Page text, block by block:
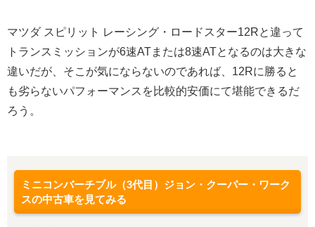
マツダ スピリット レーシング・ロードスター12Rと違って
トランスミッションが6速ATまたは8速ATとなるのは大きな
違いだが、そこが気にならないのであれば、12Rに勝ると
も劣らないパフォーマンスを比較的安価にて堪能できるだ
ろう。
ミニコンバーチブル（3代目）ジョン・クーパー・ワーク
スの中古車を見てみる